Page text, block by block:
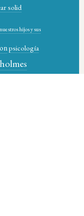
solid
nuestros hijos y sus
psicología